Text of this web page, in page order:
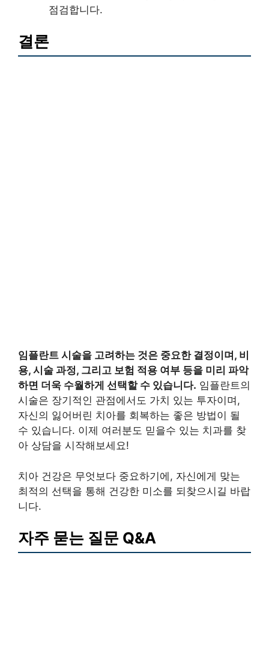
점검합니다.
결론
임플란트 시술을 고려하는 것은 중요한 결정이며, 비
용, 시술 과정, 그리고 보험 적용 여부 등을 미리 파악
하면 더욱 수월하게 선택할 수 있습니다. 임플란트의
시술은 장기적인 관점에서도 가치 있는 투자이며,
자신의 잃어버린 치아를 회복하는 좋은 방법이 될
수 있습니다. 이제 여러분도 믿을수 있는 치과를 찾
아 상담을 시작해보세요!
치아 건강은 무엇보다 중요하기에, 자신에게 맞는
최적의 선택을 통해 건강한 미소를 되찾으시길 바랍
니다.
자주 묻는 질문 Q&A